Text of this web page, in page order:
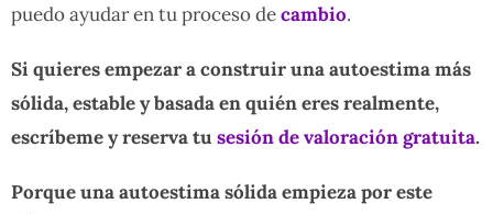
puedo ayudar en tu proceso decambio.
Si quieres empezar a construir una autoestima más
sólida, estable y basada en quién eres realmente,
escríbeme y reserva tu sesión de valoración gratuita.
Porque una autoestima sólida empieza por este